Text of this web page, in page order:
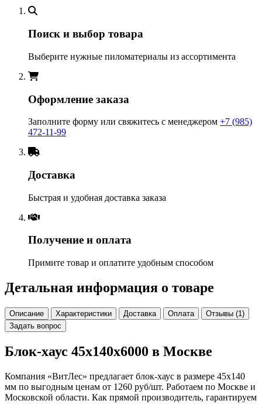
Поиск и выбор товара
Выберите нужные пиломатериалы из ассортимента
Оформление заказа
Заполните форму или свяжитесь с менеджером +7 (985)
472-11-99
Доставка
Быстрая и удобная доставка заказа
Получение и оплата
Примите товар и оплатите удобным способом
Детальная информация о товаре
Описание Характеристики Доставка Оплата
Отзывы (1)
Задать вопрос
Блок-хаус 45х140х6000 в Москве
Компания «ВитЛес» предлагает блок-хаус в размере 45х140
мм по выгодным ценам от 1260 руб/шт. Работаем по Москве и
Московской области. Как прямой производитель, гарантируем